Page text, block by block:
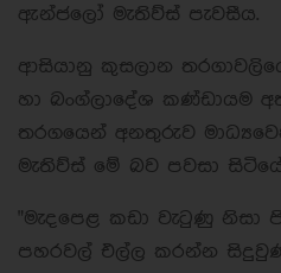
ඇන්ජලෝ මැතිව්ස් පැවසීය.
ආසියානු කුසලාන
හා බංග්ලාදේශ කණ්ඩායම
තරගයෙන් අනතුරුව
මැතිව්ස් මේ බව පවසා
"මැදපෙළ කඩා වැටුණු
පහරවල් එල්ල කරන්න